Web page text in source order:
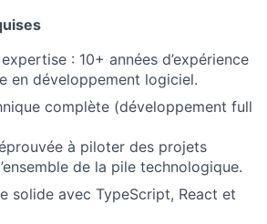
: 10+ années d’expérience
en développement logiciel.
complète (développement full
à piloter des projets
de la pile technologique.
solide avec TypeScript, React et